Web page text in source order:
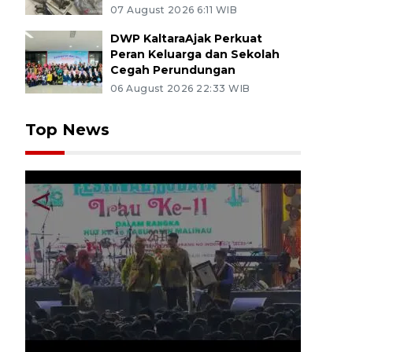
07 August 2026 6:11 WIB
DWP KaltaraAjak Perkuat
Peran Keluarga dan Sekolah
Cegah Perundungan
06 August 2026 22:33 WIB
Top News